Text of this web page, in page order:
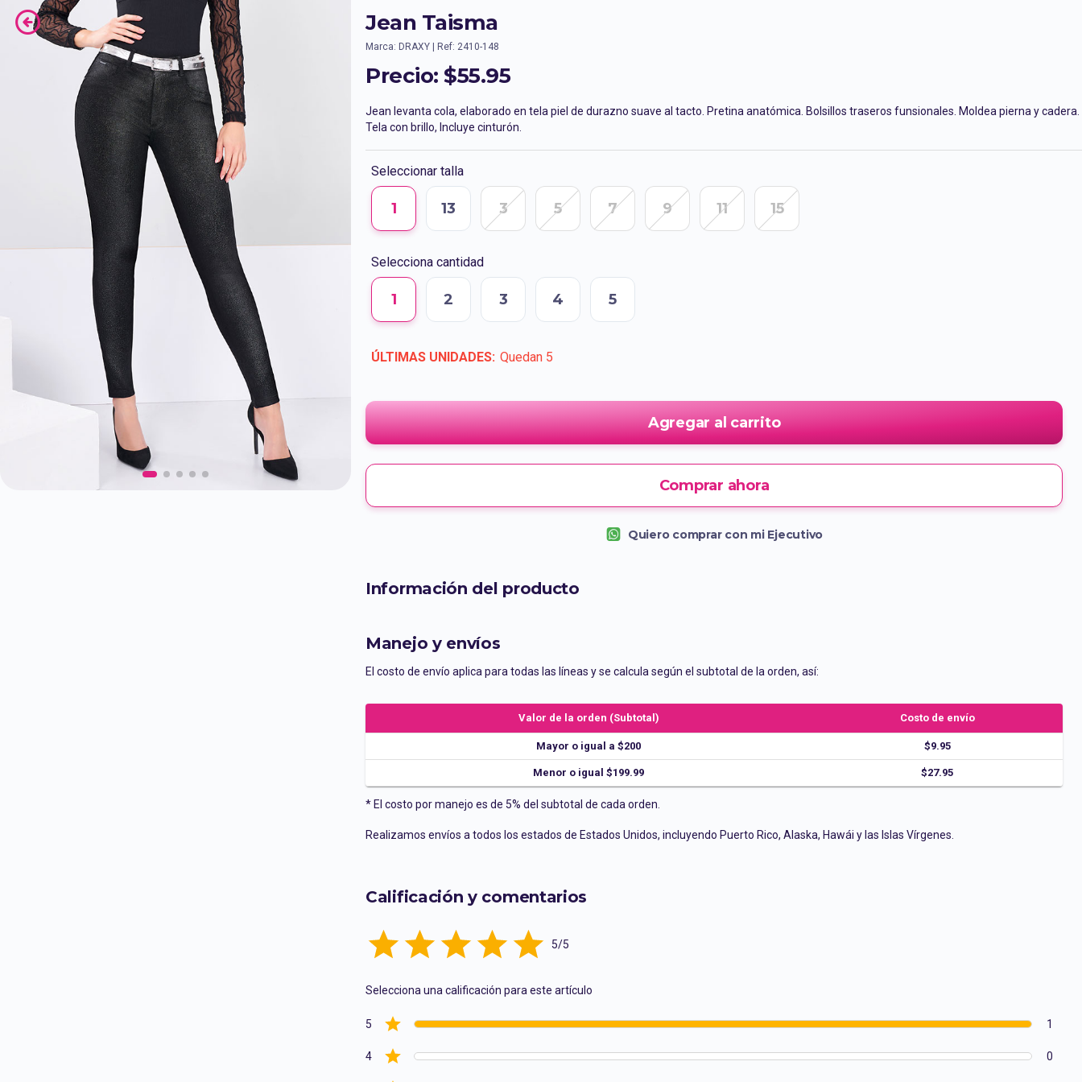
Jean Taisma
Marca: DRAXY | Ref: 2410-148
Precio: $55.95
Jean levanta cola, elaborado en tela piel de durazno suave al tacto. Pretina anatómica. Bolsillos traseros funsionales. Moldea pierna y cadera.
Tela con brillo, Incluye cinturón.
Seleccionar talla
1 13 3 5 7 9 11 15
Selecciona cantidad
1 2 3 4 5
ÚLTIMAS UNIDADES: Quedan 5
Agregar al carrito
Comprar ahora
Quiero comprar con mi Ejecutivo
Información del producto
Manejo y envíos
El costo de envío aplica para todas las líneas y se calcula según el subtotal de la orden, así:
Valor de la orden (Subtotal) Costo de envío
Mayor o igual a $200 $9.95
Menor o igual $199.99 $27.95
* El costo por manejo es de 5% del subtotal de cada orden.
Realizamos envíos a todos los estados de Estados Unidos, incluyendo Puerto Rico, Alaska, Hawái y las Islas Vírgenes.
Calificación y comentarios
1 Star2 Stars
3 Stars
4 Stars
5 Stars
Empty
5/5
Selecciona una calificación para este artículo
5 1
4 0